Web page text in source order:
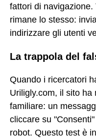
fattori di
rimane lo stesso:
indirizzare gli utenti
La trappola del
Quando i ricercatori
Uriligly.com, il sito
familiare: un
cliccare su
robot. Questo test è